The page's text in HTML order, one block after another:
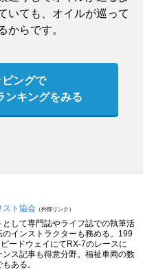
いても、オイルが巡って
からです。
ングで
ンキングをみる
スト協会 （外部リンク）
して専門誌やライフ誌での執筆活
インストラクターも務める。199
ードウェイにてRX-7のレースに
ス記事も得意分野。福祉車両の数
ある。